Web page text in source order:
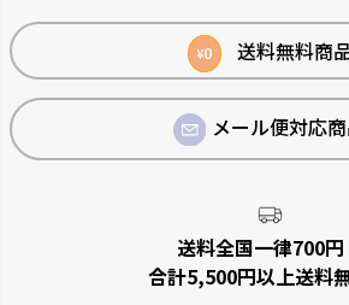
菜園上手
います。
¥0 送料無料商
メール便対応
送料全国一律700円
合計5,500円以上送料